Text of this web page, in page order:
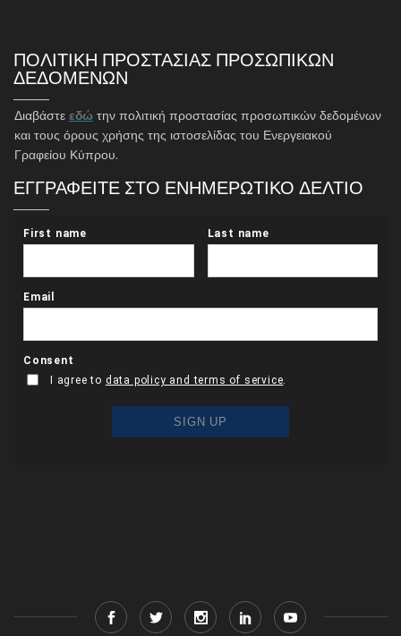
ΠΟΛΙΤΙΚΗ ΠΡΟΣΤΑΣΙΑΣ ΠΡΟΣΩΠΙΚΩΝ
ΔΕΔΟΜΕΝΩΝ
Διαβάστε εδώ την πολιτική προστασίας προσωπικών δεδομένων
και τους όρους χρήσης της ιστοσελίδας του Ενεργειακού
Γραφείου Κύπρου.
ΕΓΓΡΑΦΕΙΤΕ ΣΤΟ ΕΝΗΜΕΡΩΤΙΚΟ ΔΕΛΤΙΟ